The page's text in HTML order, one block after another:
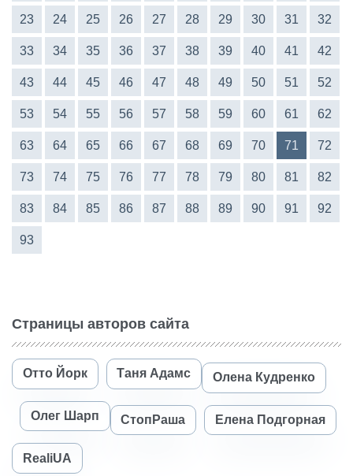
23 24 25 26 27 28 29 30 31 32
33 34 35 36 37 38 39 40 41 42
43 44 45 46 47 48 49 50 51 52
53 54 55 56 57 58 59 60 61 62
63 64 65 66 67 68 69 70 71 72
73 74 75 76 77 78 79 80 81 82
83 84 85 86 87 88 89 90 91 92
93
Страницы авторов сайта
Отто Йорк Таня Адамс Олена Кудренко
Олег Шарп СтопРаша Елена Подгорная
RealiUA